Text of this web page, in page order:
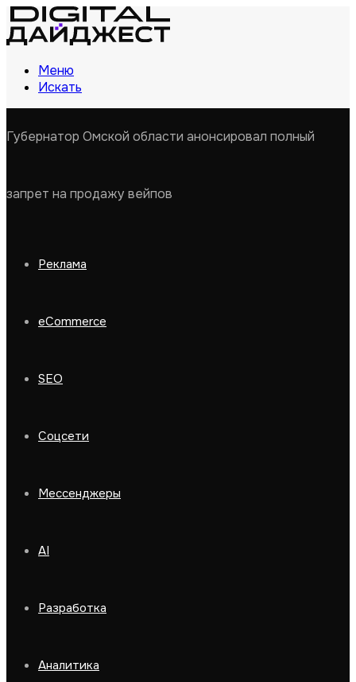
Меню
Искать
Губернатор Омской области анонсировал полный
запрет на продажу вейпов
Реклама
eCommerce
SEO
Соцсети
Мессенджеры
AI
Разработка
Аналитика